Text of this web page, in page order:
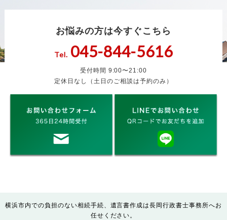
お悩みの方は今すぐこちら
Tel. 045-844-5616
受付時間 9:00〜21:00
定休日なし（土日のご相談は予約のみ）
横浜市内での負担のない相続手続、遺言書作成は長岡行政書士事務所へお
任せください。